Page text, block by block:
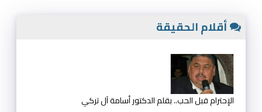
أقلام الحقيقة
الإحترام قبل الحب.. بقلم الدكتور أسامة آل تركي